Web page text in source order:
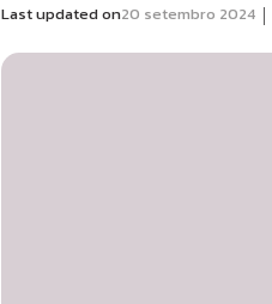
Last updated on20 setembro 2024 |